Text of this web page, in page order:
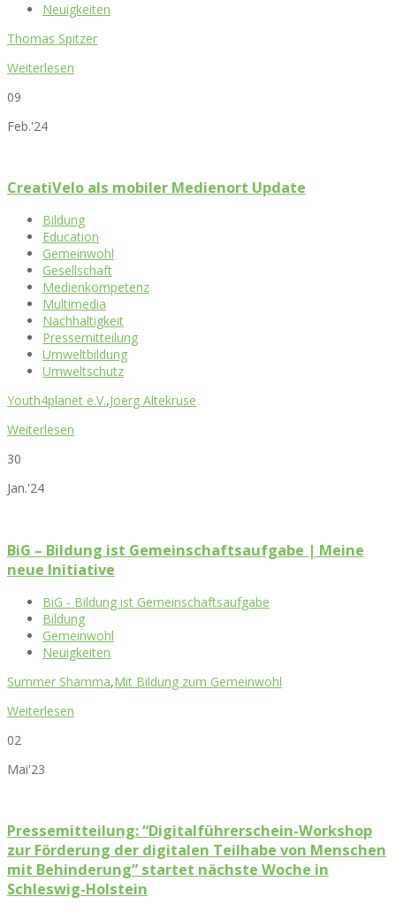
Neuigkeiten
Thomas Spitzer
Weiterlesen
09
Feb.'24
CreatiVelo als mobiler Medienort Update
Bildung
Education
Gemeinwohl
Gesellschaft
Medienkompetenz
Multimedia
Nachhaltigkeit
Pressemitteilung
Umweltbildung
Umweltschutz
Youth4planet e.V.,Joerg Altekruse
Weiterlesen
30
Jan.'24
BiG – Bildung ist Gemeinschaftsaufgabe | Meine
neue Initiative
BiG - Bildung ist Gemeinschaftsaufgabe
Bildung
Gemeinwohl
Neuigkeiten
Summer Shamma,Mit Bildung zum Gemeinwohl
Weiterlesen
02
Mai'23
Pressemitteilung: “Digitalführerschein-Workshop
zur Förderung der digitalen Teilhabe von Menschen
mit Behinderung” startet nächste Woche in
Schleswig-Holstein